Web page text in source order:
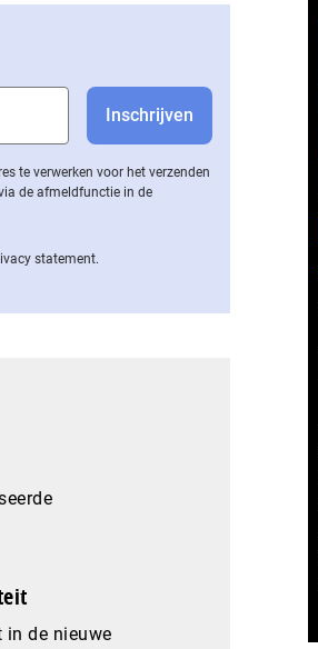
te verwerken voor het verzenden
de af­meld­func­tie in de
statement.
in de nieuwe